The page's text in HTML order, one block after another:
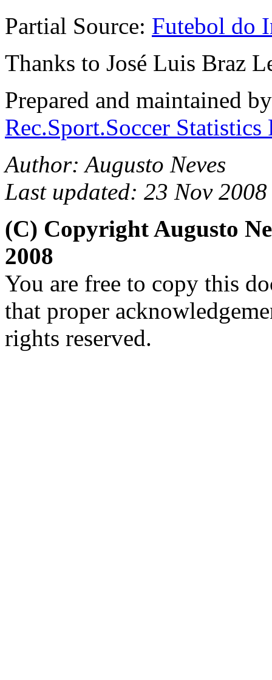
Partial Source: Futebol do
Thanks to José Luis Braz
Prepared and maintained
Rec.Sport.Soccer
Author: Augusto Neves
Last updated: 23 Nov 2008
(C) Copyright Augusto
2008
You are free to copy this
that proper
rights reserved.